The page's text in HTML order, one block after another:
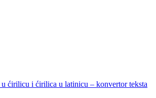
ćirilicu i ćirilica u latinicu – konvertor teksta